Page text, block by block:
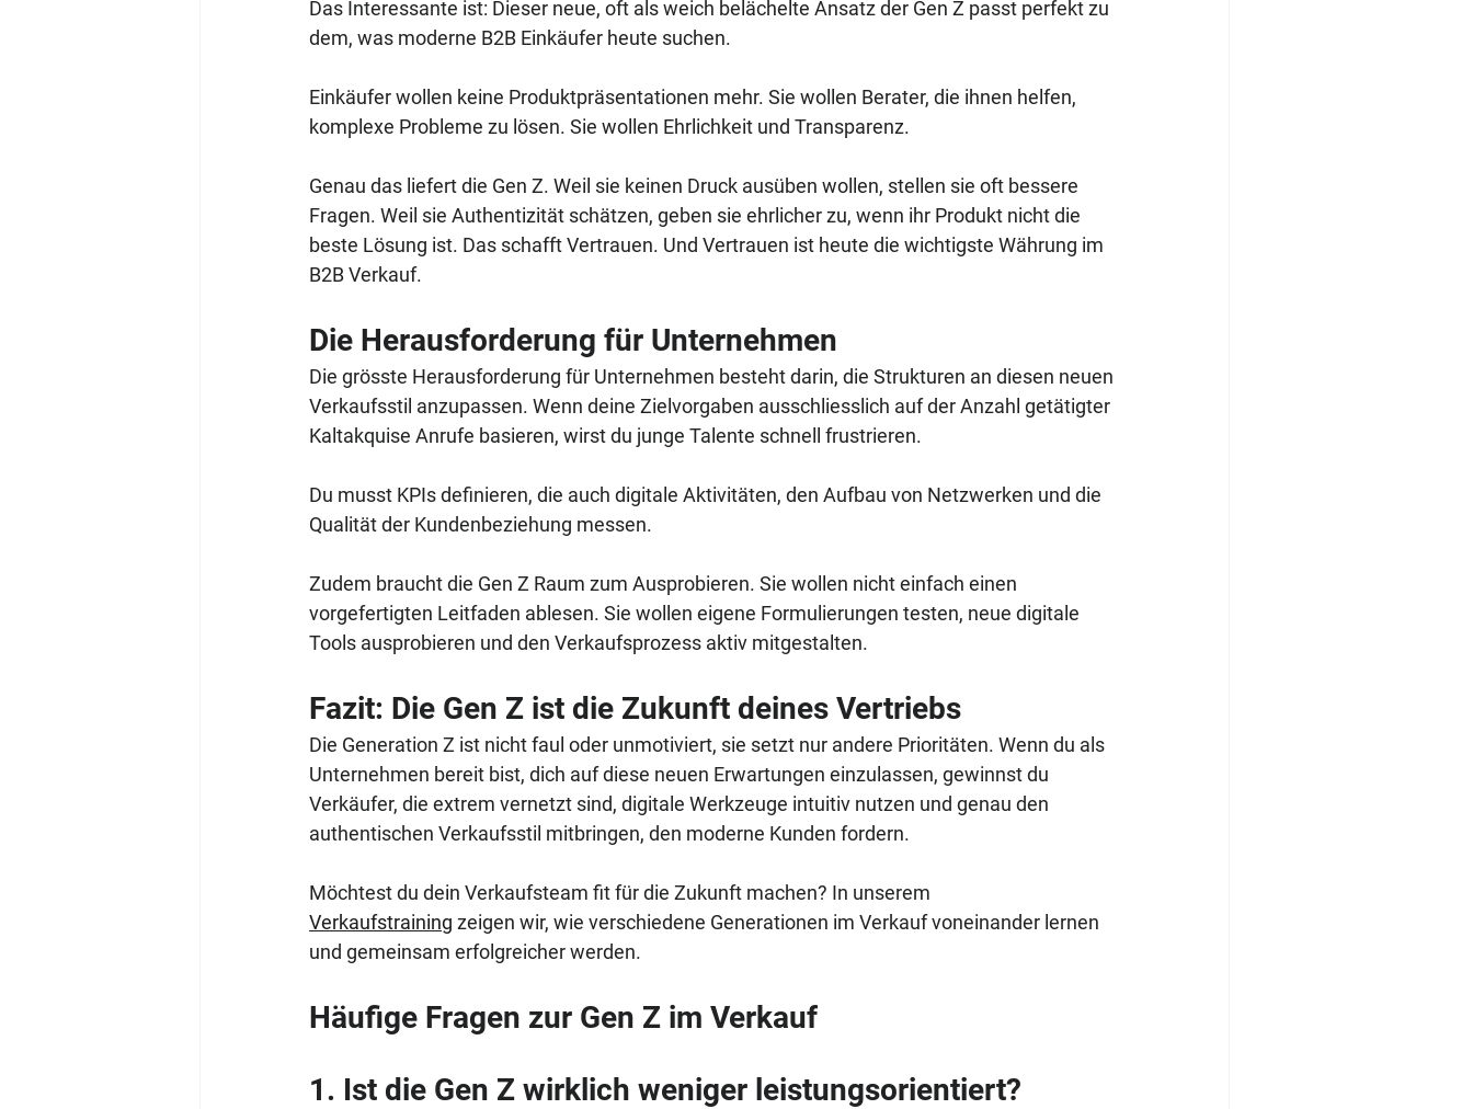
Das Interessante ist: Dieser neue, oft als weich belächelte Ansatz der Gen Z passt perfekt zu
dem, was moderne B2B Einkäufer heute suchen.
Einkäufer wollen keine Produktpräsentationen mehr. Sie wollen Berater, die ihnen helfen,
komplexe Probleme zu lösen. Sie wollen Ehrlichkeit und Transparenz.
Genau das liefert die Gen Z. Weil sie keinen Druck ausüben wollen, stellen sie oft bessere
Fragen. Weil sie Authentizität schätzen, geben sie ehrlicher zu, wenn ihr Produkt nicht die
beste Lösung ist. Das schafft Vertrauen. Und Vertrauen ist heute die wichtigste Währung im
B2B Verkauf.
Die Herausforderung für Unternehmen
Die grösste Herausforderung für Unternehmen besteht darin, die Strukturen an diesen neuen
Verkaufsstil anzupassen. Wenn deine Zielvorgaben ausschliesslich auf der Anzahl getätigter
Kaltakquise Anrufe basieren, wirst du junge Talente schnell frustrieren.
Du musst KPIs definieren, die auch digitale Aktivitäten, den Aufbau von Netzwerken und die
Qualität der Kundenbeziehung messen.
Zudem braucht die Gen Z Raum zum Ausprobieren. Sie wollen nicht einfach einen
vorgefertigten Leitfaden ablesen. Sie wollen eigene Formulierungen testen, neue digitale
Tools ausprobieren und den Verkaufsprozess aktiv mitgestalten.
Fazit: Die Gen Z ist die Zukunft deines Vertriebs
Die Generation Z ist nicht faul oder unmotiviert, sie setzt nur andere Prioritäten. Wenn du als
Unternehmen bereit bist, dich auf diese neuen Erwartungen einzulassen, gewinnst du
Verkäufer, die extrem vernetzt sind, digitale Werkzeuge intuitiv nutzen und genau den
authentischen Verkaufsstil mitbringen, den moderne Kunden fordern.
Möchtest du dein Verkaufsteam fit für die Zukunft machen? In unserem
Verkaufstraining zeigen wir, wie verschiedene Generationen im Verkauf voneinander lernen
und gemeinsam erfolgreicher werden.
Häufige Fragen zur Gen Z im Verkauf
1. Ist die Gen Z wirklich weniger leistungsorientiert?